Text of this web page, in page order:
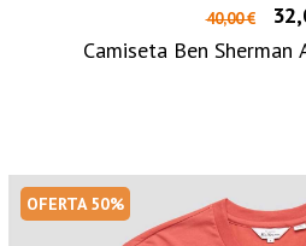
40,00 €
Camiseta Ben Sherman
OFERTA 50%